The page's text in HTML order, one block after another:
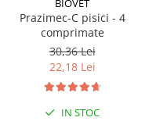
BIOVET
Prazimec-C pisici - 4
comprimate
30,36 Lei
22,18 Lei
IN STOC